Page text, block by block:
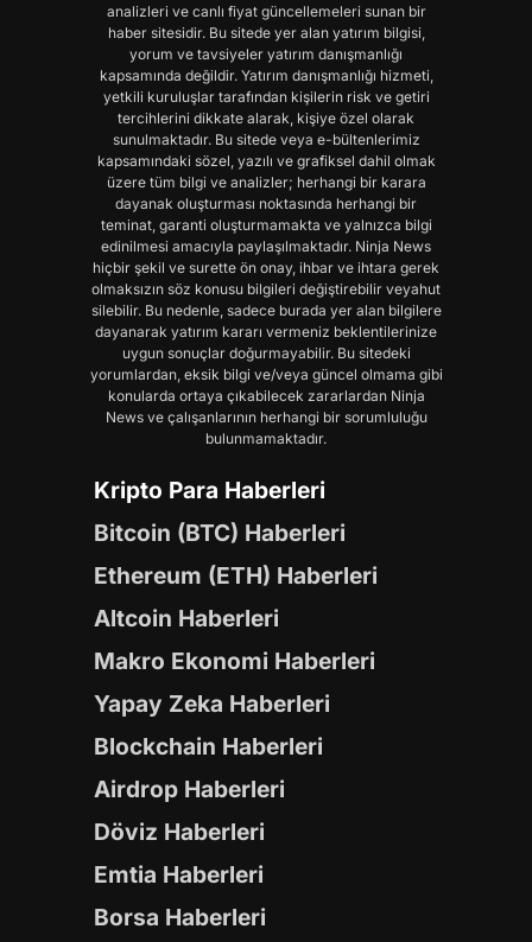
analizleri ve canlı fiyat güncellemeleri sunan bir
haber sitesidir. Bu sitede yer alan yatırım bilgisi,
yorum ve tavsiyeler yatırım danışmanlığı
kapsamında değildir. Yatırım danışmanlığı hizmeti,
yetkili kuruluşlar tarafından kişilerin risk ve getiri
tercihlerini dikkate alarak, kişiye özel olarak
sunulmaktadır. Bu sitede veya e-bültenlerimiz
kapsamındaki sözel, yazılı ve grafiksel dahil olmak
üzere tüm bilgi ve analizler; herhangi bir karara
dayanak oluşturması noktasında herhangi bir
teminat, garanti oluşturmamakta ve yalnızca bilgi
edinilmesi amacıyla paylaşılmaktadır. Ninja News
hiçbir şekil ve surette ön onay, ihbar ve ihtara gerek
olmaksızın söz konusu bilgileri değiştirebilir veyahut
silebilir. Bu nedenle, sadece burada yer alan bilgilere
dayanarak yatırım kararı vermeniz beklentilerinize
uygun sonuçlar doğurmayabilir. Bu sitedeki
yorumlardan, eksik bilgi ve/veya güncel olmama gibi
konularda ortaya çıkabilecek zararlardan Ninja
News ve çalışanlarının herhangi bir sorumluluğu
bulunmamaktadır.
Kripto Para Haberleri
Bitcoin (BTC) Haberleri
Ethereum (ETH) Haberleri
Altcoin Haberleri
Makro Ekonomi Haberleri
Yapay Zeka Haberleri
Blockchain Haberleri
Airdrop Haberleri
Döviz Haberleri
Emtia Haberleri
Borsa Haberleri